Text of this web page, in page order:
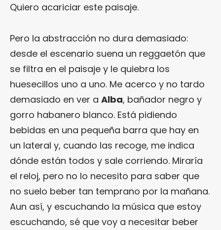
Quiero acariciar este paisaje.
Pero la abstracción no dura demasiado:
desde el escenario suena un reggaetón que
se filtra en el paisaje y le quiebra los
huesecillos uno a uno. Me acerco y no tardo
demasiado en ver a Alba, bañador negro y
gorro habanero blanco. Está pidiendo
bebidas en una pequeña barra que hay en
un lateral y, cuando las recoge, me indica
dónde están todos y sale corriendo. Miraría
el reloj, pero no lo necesito para saber que
no suelo beber tan temprano por la mañana.
Aun así, y escuchando la música que estoy
escuchando, sé que voy a necesitar beber